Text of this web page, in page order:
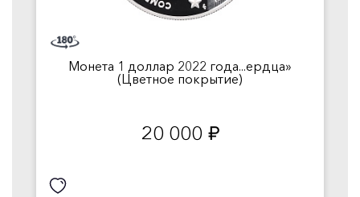
Монета 1 доллар 2022 года...ердца»
(Цветное покрытие)
20 000 руб.